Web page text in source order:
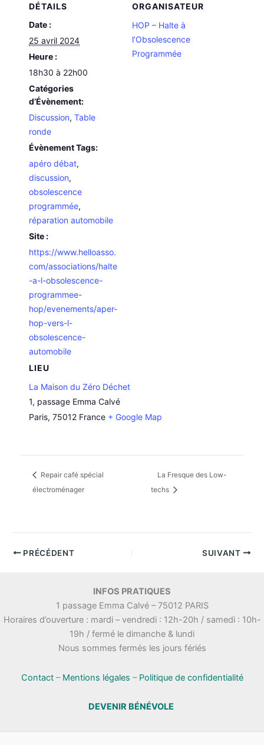
DÉTAILS
Date :
25 avril 2024
Heure :
18h30 à 22h00
Catégories
d’Évènement:
Discussion,Table
ronde
Évènement Tags:
apéro débat,
discussion,
obsolescence
programmée,
réparation automobile
Site :
https://www.helloasso.
com/associations/halte
-a-l-obsolescence-
programmee-
hop/evenements/aper-
hop-vers-l-
obsolescence-
automobile
LIEU
La Maison du Zéro Déchet
1, passage Emma Calvé
Paris, 75012 France + Google Map
ORGANISATEUR
HOP – Halte à
l’Obsolescence
Programmée
Repair café spécial
électroménager
La Fresque des Low-
techs
PRÉCÉDENT SUIVANT
INFOS PRATIQUES
1 passage Emma Calvé – 75012 PARIS
Horaires d’ouverture : mardi – vendredi : 12h-20h / samedi : 10h-
19h / fermé le dimanche & lundi
Nous sommes fermés les jours fériés
Contact– Mentions légales – Politique de confidentialité
DEVENIR BÉNÉVOLE